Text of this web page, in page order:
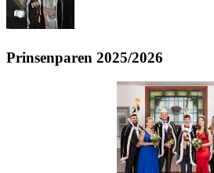
Prinsenparen 2025/2026